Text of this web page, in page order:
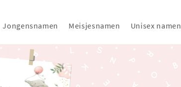
Jongensnamen Meisjesnamen Unisex namen